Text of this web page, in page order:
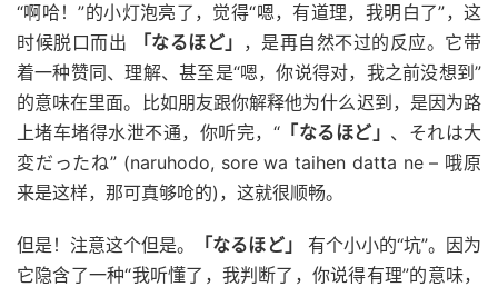
“啊哈！”的小灯泡亮了，觉得“嗯，有道理，我明白了”，这
时候脱口而出
「なるほど」 ，是再自然不过的反应。它带
着一种赞同、理解、甚至是“嗯，你说得对，我之前没想到”
的意味在里面。比如朋友跟你解释他为什么迟到，是因为路
上堵车堵得水泄不通，你听完，“「なるほど」 、それは大
変だったね” (naruhodo, sore wa taihen datta ne – 哦原
来是这样，那可真够呛的)，这就很顺畅。
但是！注意这个但是。 「なるほど」
有个小小的“坑”。因为
它隐含了一种“我听懂了，我判断了，你说得有理”的意味，